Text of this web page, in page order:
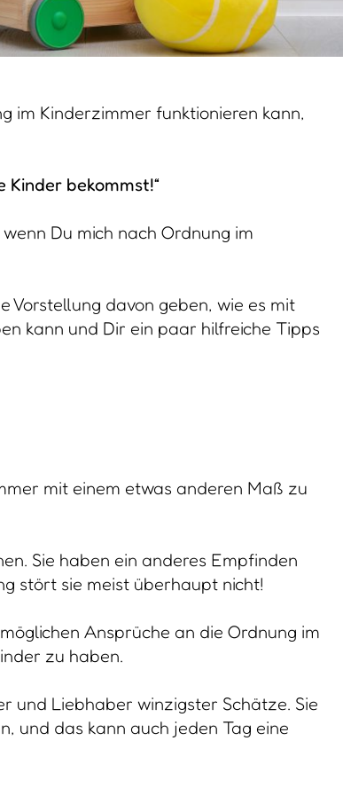
im Kinderzimmer funktionieren kann,
Kinder bekommst!“
Du mich nach Ordnung im
Vorstellung davon geben, wie es mit
kann und Dir ein paar hilfreiche Tipps
mit einem etwas anderen Maß zu
Sie haben ein anderes Empfinden
stört sie meist überhaupt nicht!
Ansprüche an die Ordnung im
zu haben.
und Liebhaber winzigster Schätze. Sie
und das kann auch jeden Tag eine